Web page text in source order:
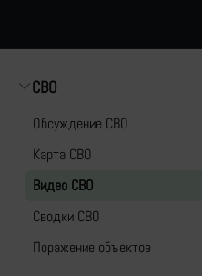
СВО
Обсуждение СВО
Карта СВО
Видео СВО
Cводки СВО
Поражение объектов